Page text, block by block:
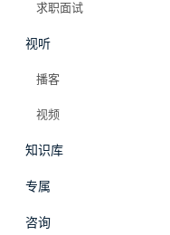
求职面试
视听
播客
视频
知识库
专属
咨询